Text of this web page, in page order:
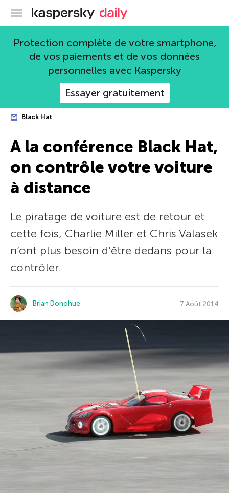
Blog officiel de Kaspersky
Protection complète de votre smartphone,
de vos paiements et de vos données
personnelles avec Kaspersky
Essayer gratuitement
Black Hat
A la conférence Black Hat,
on contrôle votre voiture
à distance
Le piratage de voiture est de retour et
cette fois, Charlie Miller et Chris Valasek
n’ont plus besoin d’être dedans pour la
contrôler.
Brian Donohue 7 Août 2014